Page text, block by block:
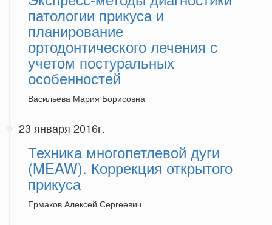
патологии прикуса и
планирование
ортодонтического лечения с
учетом постуральных
особенностей
Васильева Мария Борисовна
23 января 2016г.
Техника многопетлевой дуги
(MEAW). Коррекция открытого
прикуса
Ермаков Алексей Сергеевич